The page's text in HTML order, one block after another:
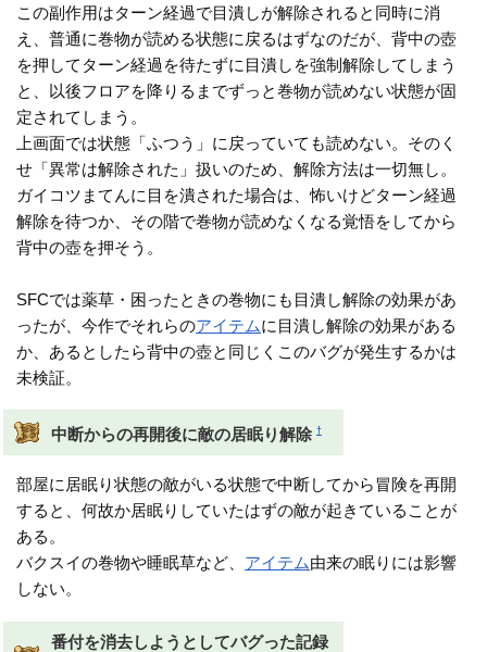
この副作用はターン経過で目潰しが解除されると同時に消
え、普通に巻物が読める状態に戻るはずなのだが、背中の壺
を押してターン経過を待たずに目潰しを強制解除してしまう
と、以後フロアを降りるまでずっと巻物が読めない状態が固
定されてしまう。
上画面では状態「ふつう」に戻っていても読めない。そのく
せ「異常は解除された」扱いのため、解除方法は一切無し。
ガイコツまてんに目を潰された場合は、怖いけどターン経過
解除を待つか、その階で巻物が読めなくなる覚悟をしてから
背中の壺を押そう。
SFCでは薬草・困ったときの巻物にも目潰し解除の効果があ
ったが、今作でそれらのアイテムに目潰し解除の効果がある
か、あるとしたら背中の壺と同じくこのバグが発生するかは
未検証。
中断からの再開後に敵の居眠り解除 †
部屋に居眠り状態の敵がいる状態で中断してから冒険を再開
すると、何故か居眠りしていたはずの敵が起きていることが
ある。
バクスイの巻物や睡眠草など、 アイテム由来の眠りには影響
しない。
番付を消去しようとしてバグった記録